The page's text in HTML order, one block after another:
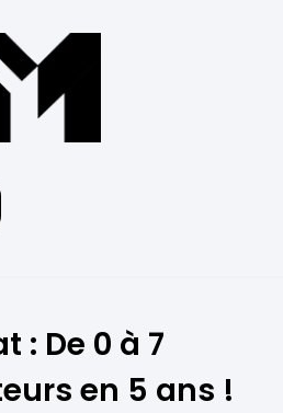
: De 0 à 7
en 5 ans !